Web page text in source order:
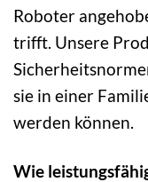
Roboter
trifft. Unsere
sie in einer
werden können.
Wie